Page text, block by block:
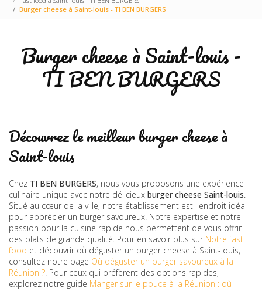
Burger cheese à Saint-louis - TI BEN BURGERS
Burger cheese à Saint-louis -
TI BEN BURGERS
Découvrez le meilleur burger cheese à
Saint-louis
Chez TI BEN BURGERS, nous vous proposons une expérience
culinaire unique avec notre délicieux burger cheese Saint-louis.
Situé au cœur de la ville, notre établissement est l'endroit idéal
pour apprécier un burger savoureux. Notre expertise et notre
passion pour la cuisine rapide nous permettent de vous offrir
des plats de grande qualité. Pour en savoir plus sur Notre fast
food et découvrir où déguster un burger cheese à Saint-louis,
consultez notre page Où déguster un burger savoureux à la
Réunion ?. Pour ceux qui préfèrent des options rapides,
explorez notre guide Manger sur le pouce à la Réunion : où